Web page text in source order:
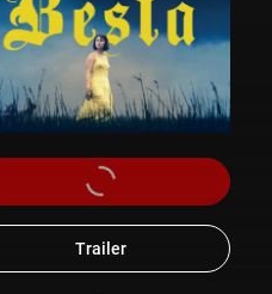
Trailer